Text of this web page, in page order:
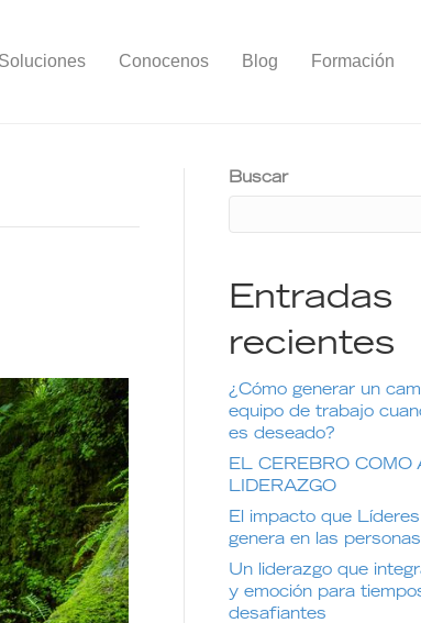
Soluciones Conocenos Blog Formación
Buscar
Entradas
recientes
¿Cómo generar un
equipo de trabajo
es deseado?
EL CEREBRO COMO
LIDERAZGO
El impacto que
genera en las personas
Un liderazgo que
y emoción para
desafiantes